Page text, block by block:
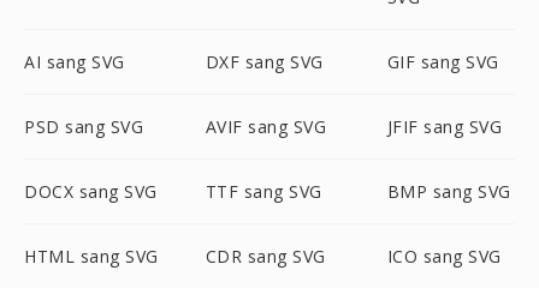
AI sang SVG DXF sang SVG GIF sang SVG
PSD sang SVG AVIF sang SVG JFIF sang SVG
DOCX sang SVG TTF sang SVG BMP sang SVG
HTML sang SVG CDR sang SVG ICO sang SVG